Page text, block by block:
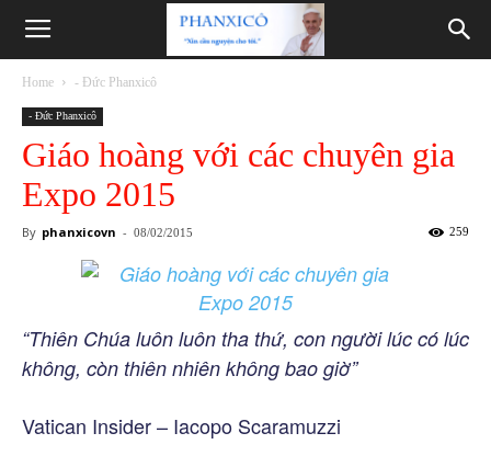
Phanxicô
Home - Đức Phanxicô
- Đức Phanxicô
Giáo hoàng với các chuyên gia
Expo 2015
By phanxicovn - 08/02/2015 259
“Thiên Chúa luôn luôn tha thứ, con người lúc có lúc
không, còn thiên nhiên không bao giờ”
Vatican Insider – Iacopo Scaramuzzi